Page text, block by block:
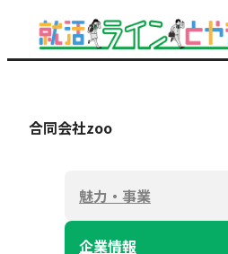
合同会社zoo
魅力・事業
企業情報